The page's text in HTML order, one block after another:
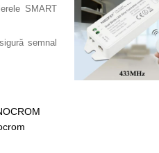
SMART
semnal